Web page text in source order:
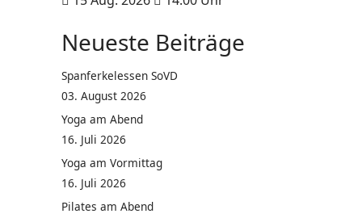
Neueste Beiträge
Spanferkelessen SoVD
03. August 2026
Yoga am Abend
16. Juli 2026
Yoga am Vormittag
16. Juli 2026
Pilates am Abend